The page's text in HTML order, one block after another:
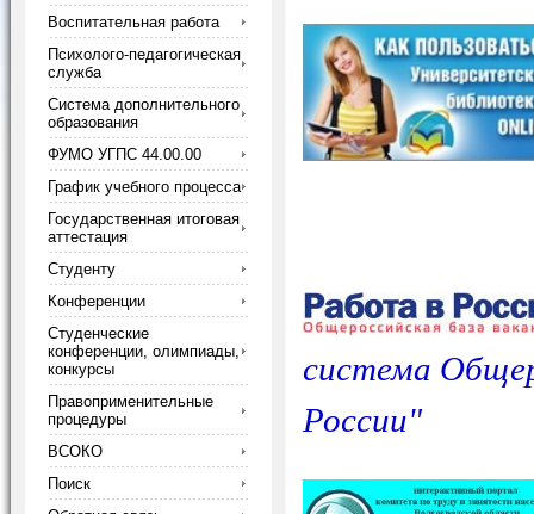
система
России"
Воспитательная работа
Психолого-педагогическая
служба
Система дополнительного
образования
ФУМО УГПС 44.00.00
График учебного процесса
Государственная итоговая
аттестация
Студенту
Конференции
Студенческие
конференции, олимпиады,
конкурсы
Правоприменительные
процедуры
ВСОКО
Поиск